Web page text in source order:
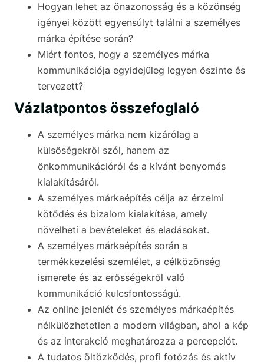
Hogyan lehet az önazonosság és a közönség
igényei között egyensúlyt találni a személyes
márka építése során?
Miért fontos, hogy a személyes márka
kommunikációja egyidejűleg legyen őszinte és
tervezett?
Vázlatpontos összefoglaló
A személyes márka nem kizárólag a
külsőségekről szól, hanem az
önkommunikációról és a kívánt benyomás
kialakításáról.
A személyes márkaépítés célja az érzelmi
kötődés és bizalom kialakítása, amely
növelheti a bevételeket és eladásokat.
A személyes márkaépítés során a
termékkezelési szemlélet, a célközönség
ismerete és az erősségekről való
kommunikáció kulcsfontosságú.
Az online jelenlét és személyes márkaépítés
nélkülözhetetlen a modern világban, ahol a kép
és az interakció meghatározza a percepciót.
A tudatos öltözködés, profi fotózás és aktív